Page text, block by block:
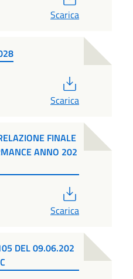
Scarica
Scarica
FINALE
ANNO 202
Scarica
DEL 09.06.202